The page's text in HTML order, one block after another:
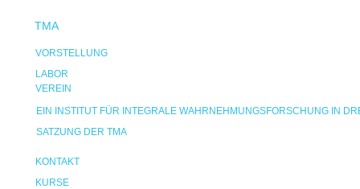
TMA
VORSTELLUNG
LABOR
VEREIN
EIN INSTITUT FÜR INTEGRALE WAHRNEHMUNGSFORSCHUNG IN
SATZUNG DER TMA
KONTAKT
KURSE